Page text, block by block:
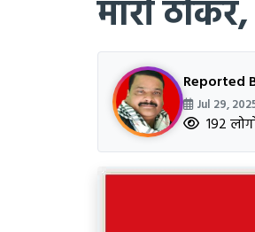
मारी
Reported
Jul 29,
192